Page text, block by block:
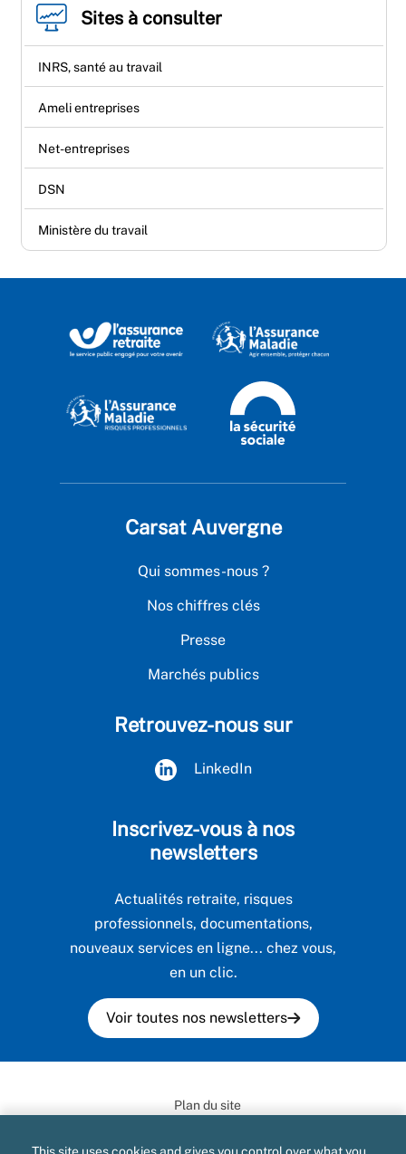
Sites à consulter
INRS, santé au travail
Ameli entreprises
Net-entreprises
DSN
Ministère du travail
Carsat Auvergne
Qui sommes-nous ?
Nos chiffres clés
Presse
Marchés publics
Retrouvez-nous sur
LinkedIn
Inscrivez-vous à nos
newsletters
Actualités retraite, risques
professionnels, documentations,
nouveaux services en ligne... chez vous,
en un clic.
Voir toutes nos newsletters
Plan du site